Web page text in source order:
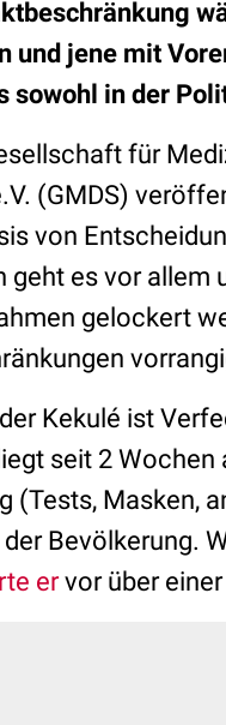
und jene mit
sowohl in der
für
(GMDS)
von
geht es vor allem
gelockert
Kekulé ist
seit 2 Wochen
(Tests, Masken,
Bevölkerung.
ervor über